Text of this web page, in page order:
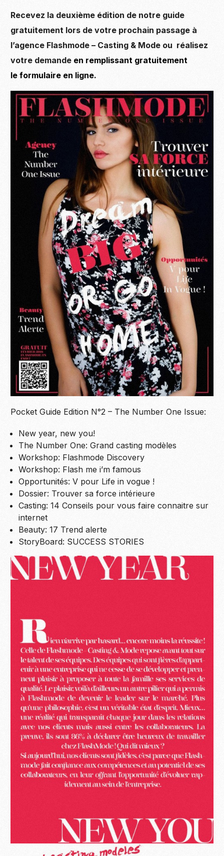
Recevez la deuxième édition de notre guide
gratuitement lors de votre prochain passage à
l’agence Flashmode – Casting & Mode ou réalisez
votre demande en remplissant gratuitement
le formulaire en ligne.
Pocket Guide Edition N°2 – The Number One Issue:
New year, new you!
The Number One: Grand casting modèles
Workshop: Flashmode Discovery
Workshop: Flash me i’m famous
Opportunités: V pour Life in vogue !
Dossier: Trouver sa force intérieure
Casting: 14 Conseils pour vous faire connaitre sur
internet
Beauty: 17 Trend alerte
StoryBoard: SUCCESS STORIES